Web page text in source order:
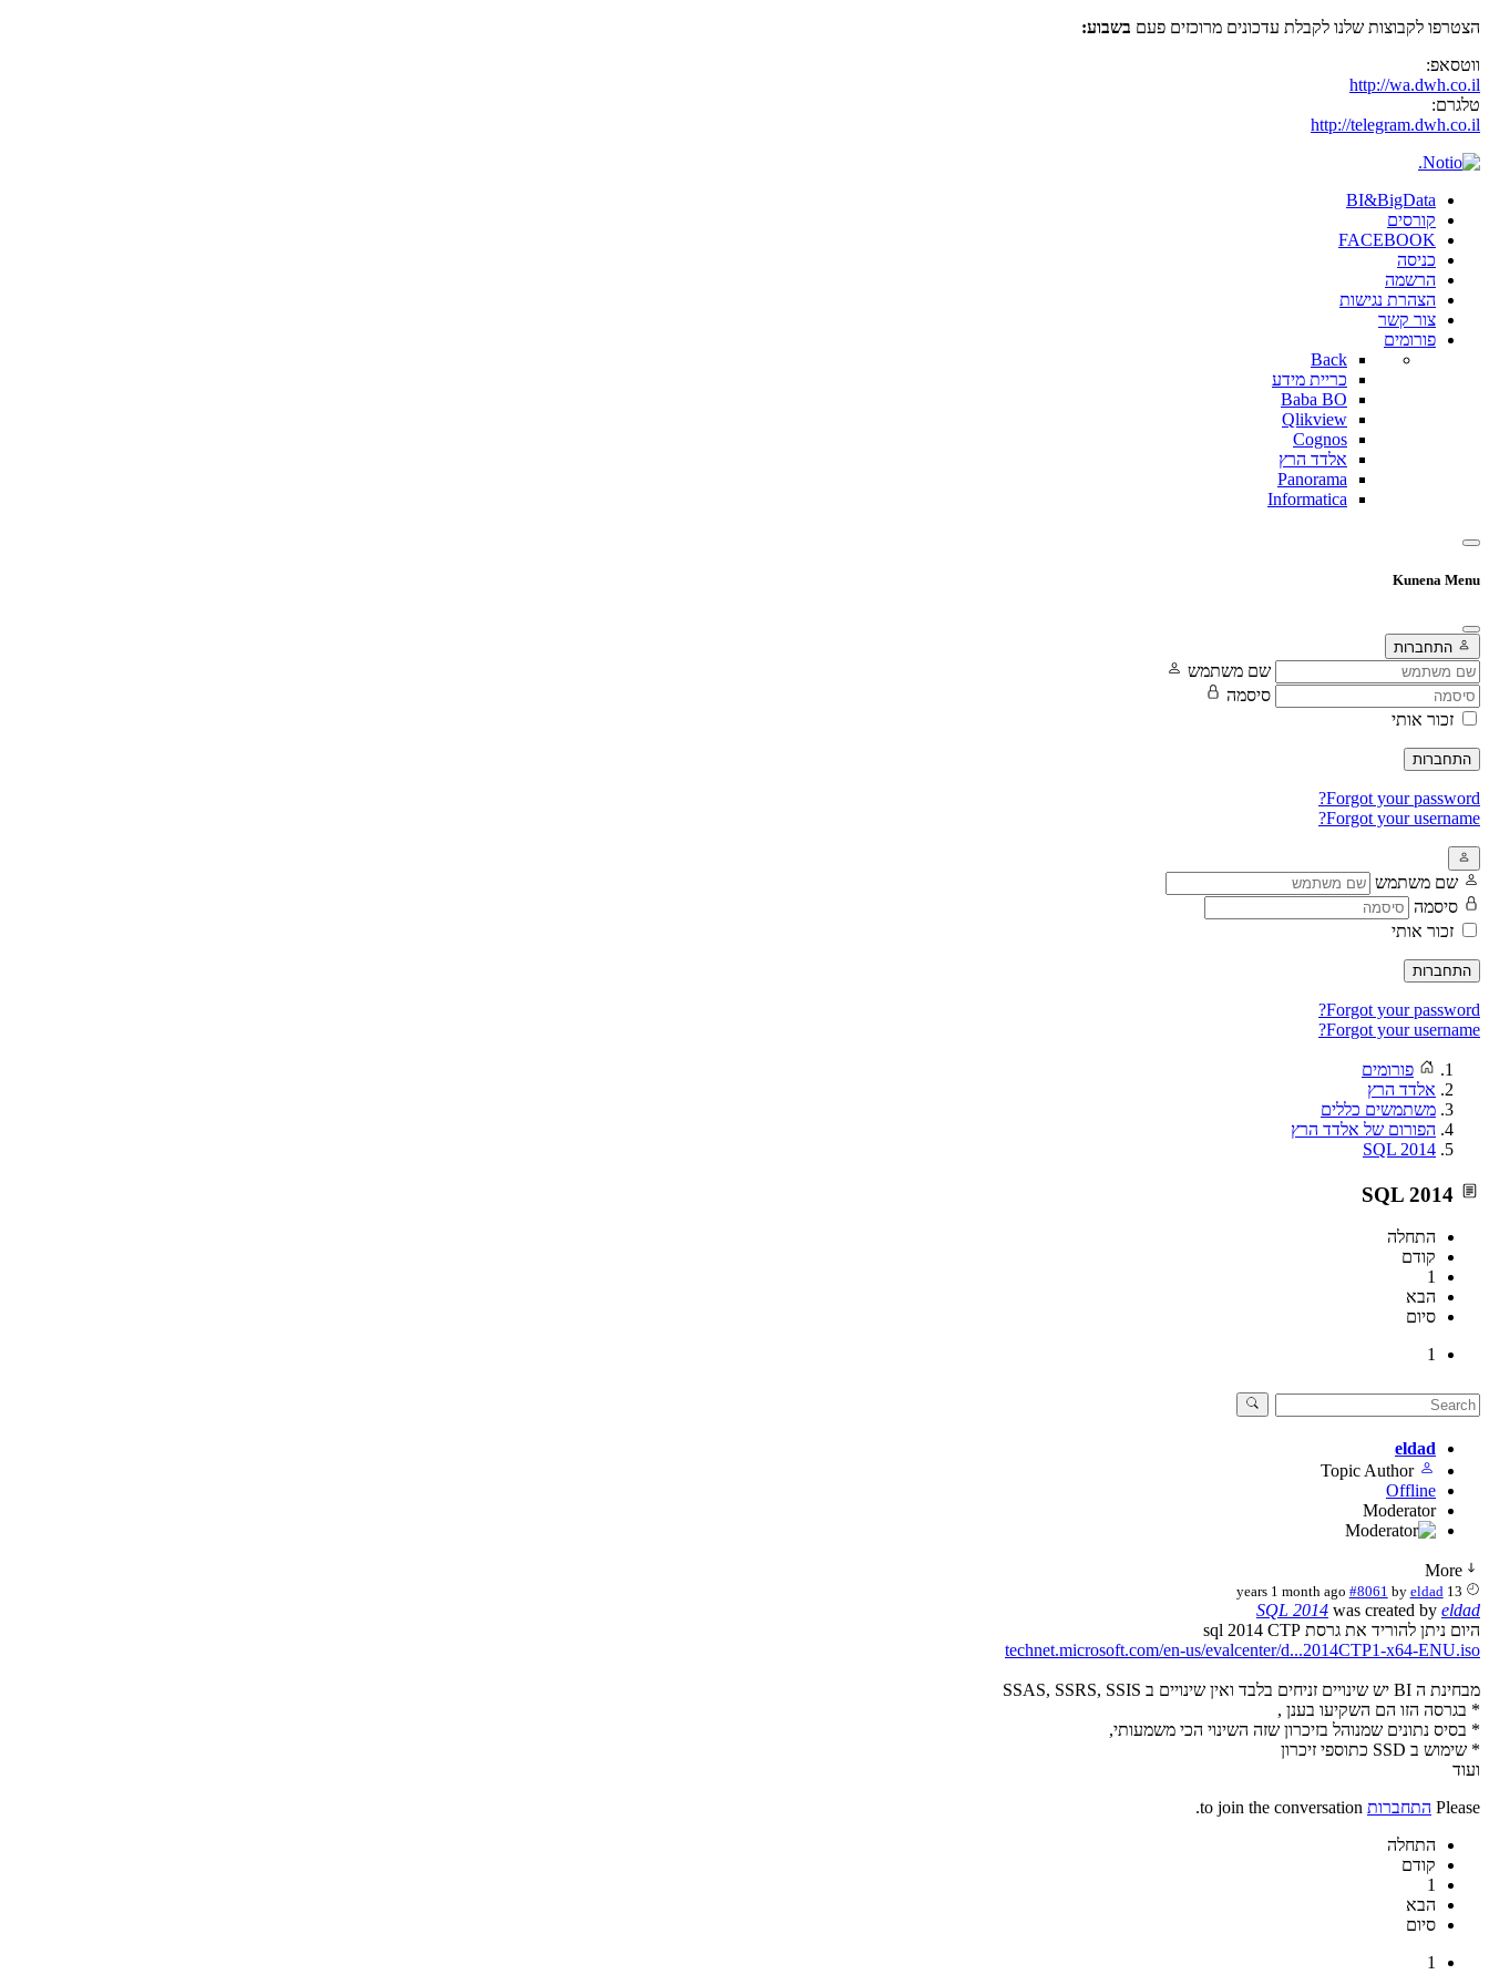
הצטרפו לקבוצות שלנו לקבלת עדכונים מרוכזים פעם בשבוע:
ווטסאפ:
http://wa.dwh.co.il
טלגרם:
http://telegram.dwh.co.il
BI&BigData
קורסים
FACEBOOK
כניסה
הרשמה
הצהרת נגישות
צור קשר
פורומים
Back
כריית מידע
Baba BO
Qlikview
Cognos
אלדד הרץ
Panorama
Informatica
Kunena Menu
התחברות
שם משתמש
סיסמה
זכור אותי
התחברות
Forgot your password?
Forgot your username?
שם משתמש
סיסמה
זכור אותי
התחברות
Forgot your password?
Forgot your username?
פורומים
אלדד הרץ
משתמשים כללים
הפורום של אלדד הרץ
SQL 2014
התחלה
קודם
1
הבא
סיום
1
eldad
Topic Author
Offline
Moderator
More
13 years 1 month ago
#8061 by eldad
SQL 2014 was created by eldad
היום ניתן להוריד את גרסת sql 2014 CTP
technet.microsoft.com/en-us/evalcenter/d...2014CTP1-x64-ENU.iso
מבחינת ה BI יש שינויים זניחים בלבד ואין שינויים ב SSAS, SSRS, SSIS
* בגרסה הזו הם השקיעו בענן ,
* בסיס נתונים שמנוהל בזיכרון שזה השינוי הכי משמעותי,
* שימוש ב SSD כתוספי זיכרון
ועוד
Please התחברות
התחלה
קודם
1
הבא
סיום
1